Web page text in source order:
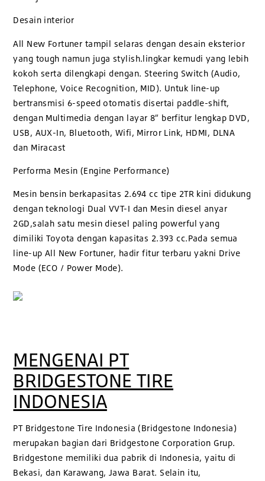
Desain interior
All New Fortuner tampil selaras dengan desain eksterior
yang tough namun juga stylish.lingkar kemudi yang lebih
kokoh serta dilengkapi dengan. Steering Switch (Audio,
Telephone, Voice Recognition, MID). Untuk line-up
bertransmisi 6-speed otomatis disertai paddle-shift,
dengan Multimedia dengan layar 8” berfitur lengkap DVD,
USB, AUX-In, Bluetooth, Wifi, Mirror Link, HDMI, DLNA
dan Miracast
Performa Mesin (Engine Performance)
Mesin bensin berkapasitas 2.694 cc tipe 2TR kini didukung
dengan teknologi Dual VVT-I dan Mesin diesel anyar
2GD,salah satu mesin diesel paling powerful yang
dimiliki Toyota dengan kapasitas 2.393 cc.Pada semua
line-up All New Fortuner, hadir fitur terbaru yakni Drive
Mode (ECO / Power Mode).
MENGENAI PT
BRIDGESTONE TIRE
INDONESIA
PT Bridgestone Tire Indonesia (Bridgestone Indonesia)
merupakan bagian dari Bridgestone Corporation Grup.
Bridgestone memiliki dua pabrik di Indonesia, yaitu di
Bekasi, dan Karawang, Jawa Barat. Selain itu,